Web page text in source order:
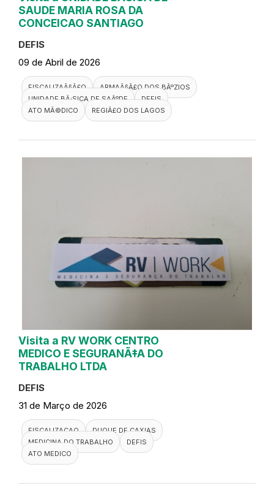
SAUDE MARIA ROSA DA
CONCEICAO SANTIAGO
DEFIS
09 de Abril de 2026
FISCALIZAÃ§Ã£O
ARMAÃ§Ã£O DOS BÃºZIOS
UNIDADE BÃ¡SICA DE SAÃºDE
DEFIS
ATO MÃ©DICO
REGIÃ£O DOS LAGOS
Visita a RV WORK CENTRO
MEDICO E SEGURANÃ‡A DO
TRABALHO LTDA
DEFIS
31 de Março de 2026
FISCALIZACAO
DUQUE DE CAXIAS
MEDICINA DO TRABALHO
DEFIS
ATO MEDICO